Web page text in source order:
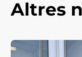
Altres